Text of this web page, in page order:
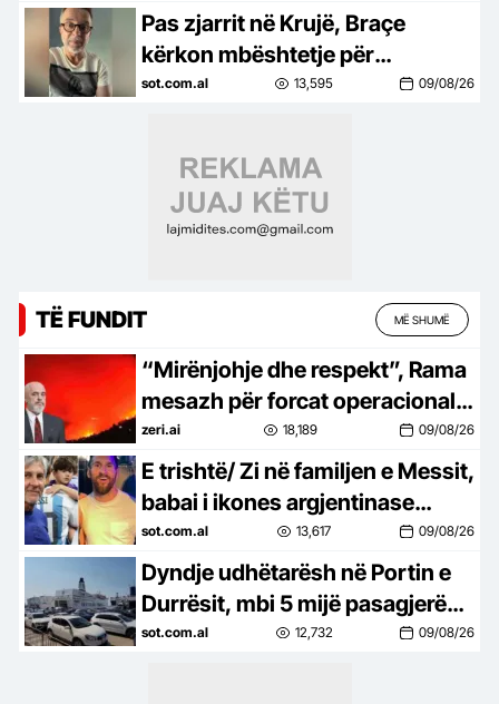
mbrëmje priten edhe dy tragete
Pas zjarrit në Krujë, Braçe
kërkon mbështetje për
zjarrfikësit: Meritojnë më
sot.com.al 13,595 09/08/26
TË FUNDIT MË SHUMË
“Mirënjohje dhe respekt”, Rama
mesazh për forcat operacionale:
Mbrojtën mes flakëve jetët e
banorëve
zeri.ai 18,189 09/08/26
E trishtë/ Zi në familjen e Messit,
babai i ikones argjentinase
ndahet nga jeta në moshën 68-
vjeçare
sot.com.al 13,617 09/08/26
Dyndje udhëtarësh në Portin e
Durrësit, mbi 5 mijë pasagjerë
zbarkojnë në pak orë, në
sot.com.al 12,732 09/08/26